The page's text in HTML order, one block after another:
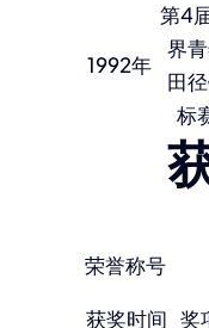
1992年
第4
界
田
标
荣誉称号
获奖时间 奖